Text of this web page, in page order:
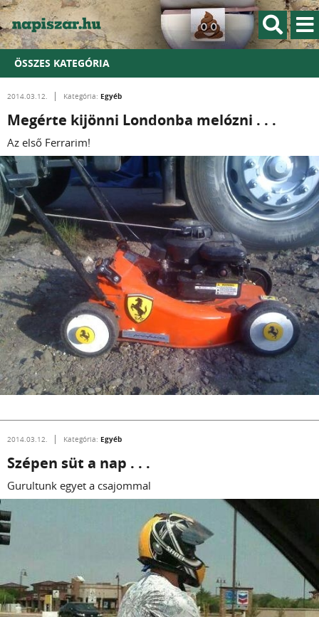
ÖSSZES KATEGÓRIA
2014.03.12. Kategória: Egyéb
Megérte kijönni Londonba melózni . . .
Az első Ferrarim!
2014.03.12. Kategória: Egyéb
Szépen süt a nap . . .
Gurultunk egyet a csajommal